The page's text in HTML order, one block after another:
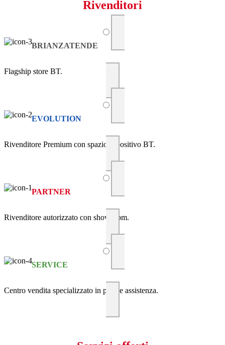
Rivenditori
BRIANZATENDE
Flagship store BT.
EVOLUTION
Rivenditore Premium con spazio espositivo BT.
PARTNER
Rivenditore autorizzato con showroom.
SERVICE
Centro vendita specializzato in posa e assistenza.